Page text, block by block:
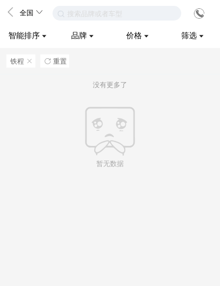
全国 搜索品牌或者车型
智能排序 品牌 价格 筛选
铁程 ဆ  重置
没有更多了